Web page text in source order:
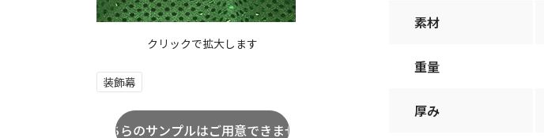
クリックで拡大します
装飾幕
素材
重量
厚み